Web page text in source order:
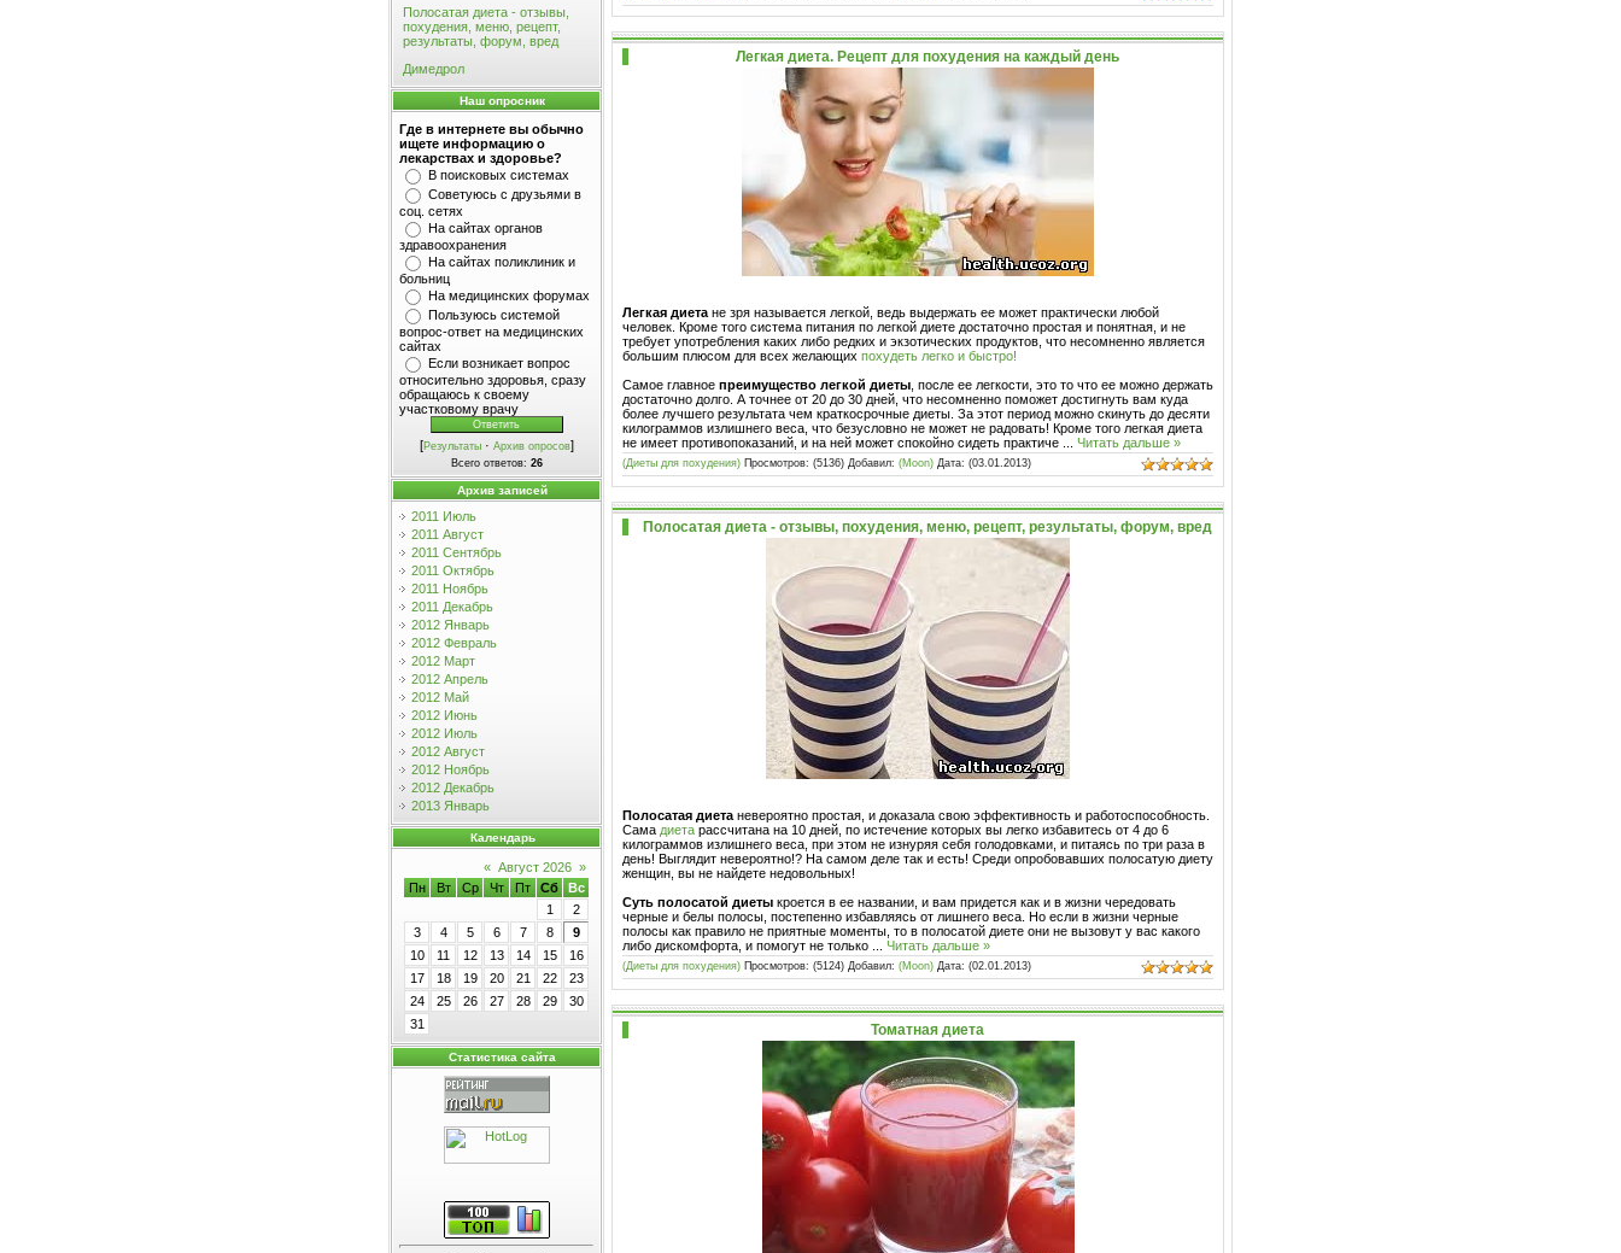
Полосатая диета - отзывы,
похудения, меню, рецепт,
результаты, форум, вред
Димедрол
Наш опросник
Где в интернете вы обычно
ищете информацию о
лекарствах и здоровье?
В поисковых системах
Советуюсь с друзьями в
соц. сетях
На сайтах органов
здравоохранения
На сайтах поликлиник и
больниц
На медицинских форумах
Пользуюсь системой
вопрос-ответ на медицинских
сайтах
Если возникает вопрос
относительно здоровья, сразу
обращаюсь к своему
участковому врачу
[Результаты· Архив опросов]
Всего ответов: 26
Архив записей
2011 Июль
2011 Август
2011 Сентябрь
2011 Октябрь
2011 Ноябрь
2011 Декабрь
2012 Январь
2012 Февраль
2012 Март
2012 Апрель
2012 Май
2012 Июнь
2012 Июль
2012 Август
2012 Ноябрь
2012 Декабрь
2013 Январь
Календарь
« Август 2026 »
Пн
Вт Ср Чт Пт Сб
Вс
1
2
3
4 5 6 7 8
9
10
11 12 13 14 15
16
17
18 19 20 21 22
23
24
25 26 27 28 29
30
31
Статистика сайта
Легкая диета. Рецепт для похудения на каждый день
Легкая диета не зря называется легкой, ведь выдержать ее может практически любой
человек. Кроме того система питания по легкой диете достаточно простая и понятная, и не
требует употребления каких либо редких и экзотических продуктов, что несомненно является
большим плюсом для всех желающих похудеть легко и быстро!
Самое главное преимущество легкой диеты , после ее легкости, это то что ее можно держать
достаточно долго. А точнее от 20 до 30 дней, что несомненно поможет достигнуть вам куда
более лучшего результата чем краткосрочные диеты. За этот период можно скинуть до десяти
килограммов излишнего веса, что безусловно не может не радовать! Кроме того легкая диета
не имеет противопоказаний, и на ней может спокойно сидеть практиче
Читать дальше »
(Диеты для похудения) Просмотров: (5136) Добавил: (Moon) Дата: (03.01.2013)
Полосатая диета - отзывы, похудения, меню, рецепт, результаты, форум, вред
Полосатая диета невероятно простая, и доказала свою эффективность и работоспособность.
Сама диета рассчитана на 10 дней, по истечение которых вы легко избавитесь от 4 до 6
килограммов излишнего веса, при этом не изнуряя себя голодовками, и питаясь по три раза в
день! Выглядит невероятно!? На самом деле так и есть! Среди опробовавших полосатую диету
женщин, вы не найдете недовольных!
Суть полосатой диеты кроется в ее названии, и вам придется как и в жизни чередовать
черные и белы полосы, постепенно избавляясь от лишнего веса. Но если в жизни черные
полосы как правило не приятные моменты, то в полосатой диете они не вызовут у вас какого
либо дискомфорта, и помогут не только
Читать дальше »
(Диеты для похудения) Просмотров: (5124) Добавил: (Moon) Дата: (02.01.2013)
Томатная диета